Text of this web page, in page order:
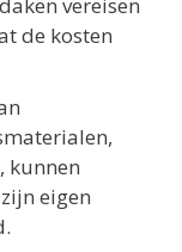
de kosten
kunnen
eigen